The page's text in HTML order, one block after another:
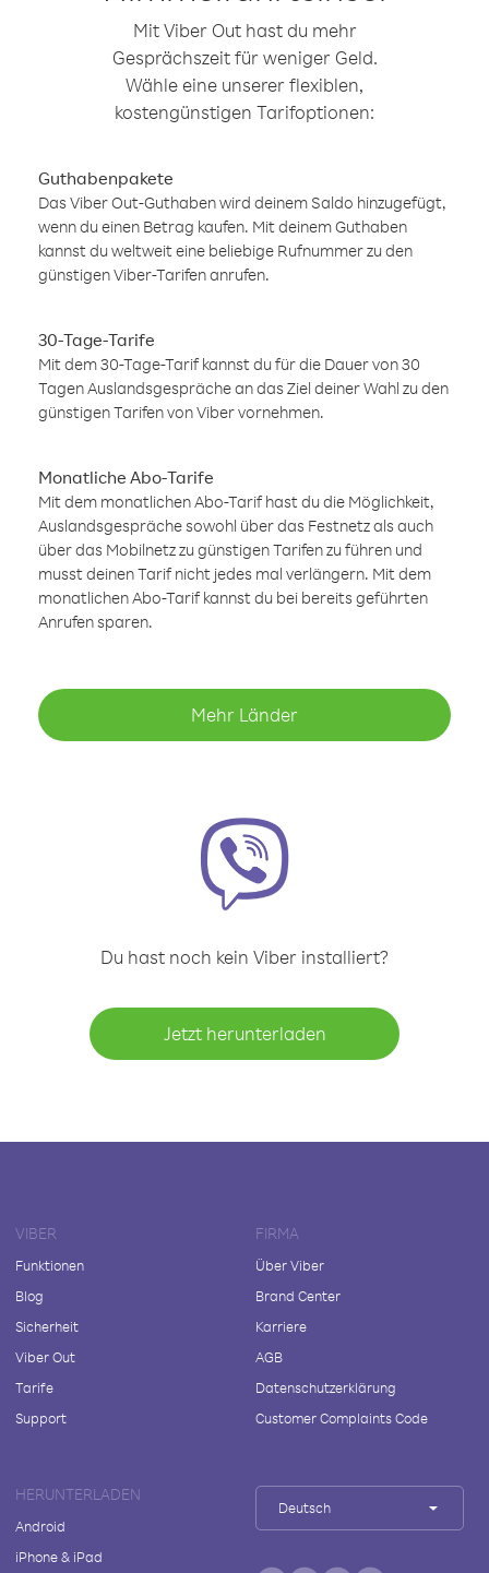
Mit Viber Out hast du mehr
Gesprächszeit für weniger Geld.
Wähle eine unserer flexiblen,
kostengünstigen Tarifoptionen:
Guthabenpakete
Das Viber Out-Guthaben wird deinem Saldo hinzugefügt,
wenn du einen Betrag kaufen. Mit deinem Guthaben
kannst du weltweit eine beliebige Rufnummer zu den
günstigen Viber-Tarifen anrufen.
30-Tage-Tarife
Mit dem 30-Tage-Tarif kannst du für die Dauer von 30
Tagen Auslandsgespräche an das Ziel deiner Wahl zu den
günstigen Tarifen von Viber vornehmen.
Monatliche Abo-Tarife
Mit dem monatlichen Abo-Tarif hast du die Möglichkeit,
Auslandsgespräche sowohl über das Festnetz als auch
über das Mobilnetz zu günstigen Tarifen zu führen und
musst deinen Tarif nicht jedes mal verlängern. Mit dem
monatlichen Abo-Tarif kannst du bei bereits geführten
Anrufen sparen.
Mehr Länder
Du hast noch kein Viber installiert?
Jetzt herunterladen
VIBER
Funktionen
Blog
Sicherheit
Viber Out
Tarife
Support
FIRMA
Über Viber
Brand Center
Karriere
AGB
Datenschutzerklärung
Customer Complaints Code
HERUNTERLADEN
Android
iPhone & iPad
Deutsch